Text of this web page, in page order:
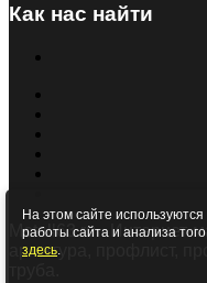
Как нас найти
Metall63.ru - Интернет-
арматура, профлист,
На этом сайте
работы сайта и анализа
здесь.